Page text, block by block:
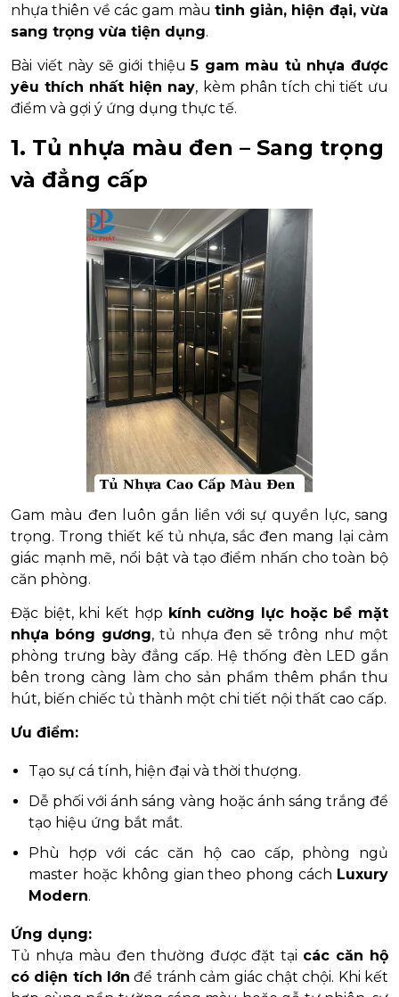
nhựa thiên về các gam màu tinh giản, hiện đại, vừa
sang trọng vừa tiện dụng.
Bài viết này sẽ giới thiệu5 gam màu tủ nhựa được
yêu thích nhất hiện nay, kèm phân tích chi tiết ưu
điểm và gợi ý ứng dụng thực tế.
1. Tủ nhựa màu đen – Sang trọng
và đẳng cấp
Gam màu đen luôn gắn liền với sự quyền lực, sang
trọng. Trong thiết kế tủ nhựa, sắc đen mang lại cảm
giác mạnh mẽ, nổi bật và tạo điểm nhấn cho toàn bộ
căn phòng.
Đặc biệt, khi kết hợp kính cường lực hoặc bề mặt
nhựa bóng gương, tủ nhựa đen sẽ trông như một
phòng trưng bày đẳng cấp. Hệ thống đèn LED gắn
bên trong càng làm cho sản phẩm thêm phần thu
hút, biến chiếc tủ thành một chi tiết nội thất cao cấp.
Ưu điểm:
Tạo sự cá tính, hiện đại và thời thượng.
Dễ phối với ánh sáng vàng hoặc ánh sáng trắng để
tạo hiệu ứng bắt mắt.
Phù hợp với các căn hộ cao cấp, phòng ngủ
master hoặc không gian theo phong cách Luxury
Modern.
Ứng dụng:
Tủ nhựa màu đen thường được đặt tại các căn hộ
có diện tích lớn để tránh cảm giác chật chội. Khi kết